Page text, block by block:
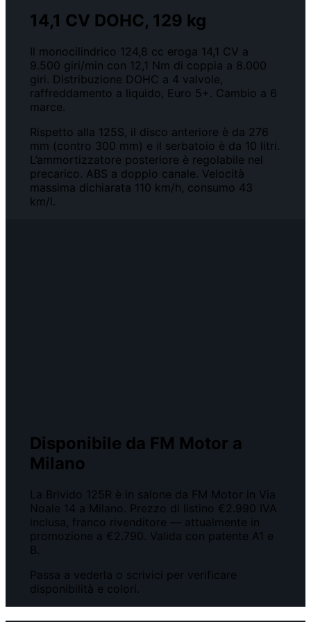
14,1 CV DOHC, 129 kg
Il monocilindrico 124,8 cc eroga 14,1 CV a
9.500 giri/min con 12,1 Nm di coppia a 8.000
giri. Distribuzione DOHC a 4 valvole,
raffreddamento a liquido, Euro 5+. Cambio a 6
marce.
Rispetto alla 125S, il disco anteriore è da 276
mm (contro 300 mm) e il serbatoio è da 10 litri.
L’ammortizzatore posteriore è regolabile nel
precarico. ABS a doppio canale. Velocità
massima dichiarata 110 km/h, consumo 43
km/l.
Disponibile da FM Motor a
Milano
La Brivido 125R è in salone da FM Motor in Via
Noale 14 a Milano. Prezzo di listino €2.990 IVA
inclusa, franco rivenditore — attualmente in
promozione a €2.790. Valida con patente A1 e
B.
Passa a vederla o scrivici per verificare
disponibilità e colori.